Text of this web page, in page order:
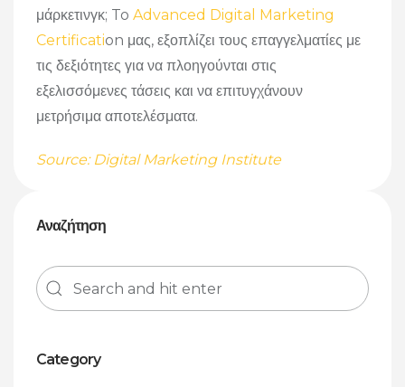
μάρκετινγκ; To Advanced Digital Marketing
Certification μας, εξοπλίζει τους επαγγελματίες με
τις δεξιότητες για να πλοηγούνται στις
εξελισσόμενες τάσεις και να επιτυγχάνουν
μετρήσιμα αποτελέσματα.
Source: Digital Marketing Institute
Αναζήτηση
Category